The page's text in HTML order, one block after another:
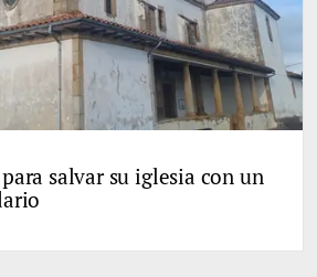
salvar su iglesia con un